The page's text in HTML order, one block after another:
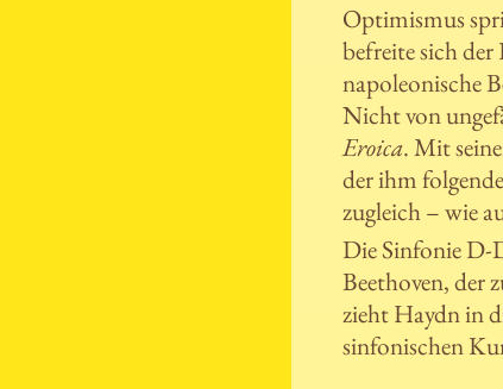
Optimismus
befreite sich
napoleonische
Nicht von
Eroica. Mit
der ihm
zugleich – wie
Die Sinfonie D-
Beethoven, der
zieht Haydn in
sinfonischen